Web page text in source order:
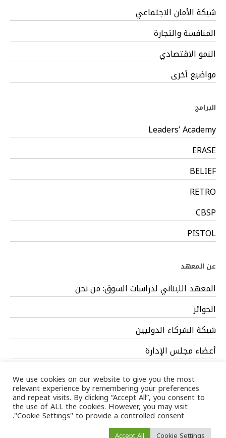
شبكة الأمان الاجتماعي
المنافسة والتجارة
النمو الاقتصادي
مواضيع أخرى
البرامج
Leaders’ Academy
ERASE
BELIEF
RETRO
CBSP
PISTOL
عن المعهد
المعهد اللبناني لدراسات السوق: من نحن
الجوائز
شبكة الشركاء الدوليين
أعضاء مجلس الإدارة
/ LIMS © 2024 All Rights Reserved /Terms
We use cookies on our website to give you the most
relevant experience by remembering your preferences
and repeat visits. By clicking “Accept All”, you consent to
the use of ALL the cookies. However, you may visit
"Cookie Settings" to provide a controlled consent.